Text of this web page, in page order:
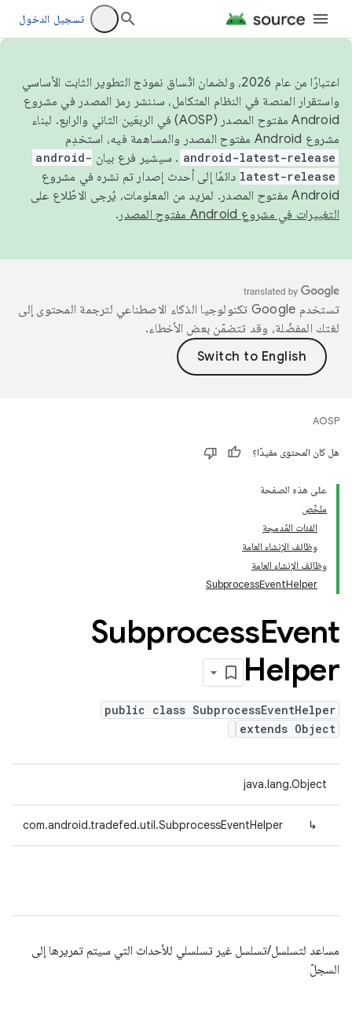
تسجيل الدخول
اعتبارًا من عام 2026، ولضمان اتّساق نموذج التطوير الثابت الأساسي
واستقرار المنصة في النظام المتكامل، سننشر رمز المصدر في مشروع
Android مفتوح المصدر (AOSP) في الربعَين الثاني والرابع. لبناء
مشروع Android مفتوح المصدر والمساهمة فيه، استخدِم
android-latest-release . سيشير فرع بيان android-
latest-release دائمًا إلى أحدث إصدار تم نشره في مشروع
Android مفتوح المصدر. لمزيد من المعلومات، يُرجى الاطّلاع على
التغييرات في مشروع Android مفتوح المصدر
.
تستخدم Google تكنولوجيا الذكاء الاصطناعي لترجمة المحتوى إلى
لغتك المفضّلة، وقد تتضمّن بعض الأخطاء.
AOSP
هل كان المحتوى مفيدًا؟
على هذه الصفحة
ملخّص
الفئات المُدمجة
وظائف الإنشاء العامة
وظائف الإنشاء العامة
SubprocessEventHelper
SubprocessEvent
Helper
public class SubprocessEventHelper
extends Object
java.lang.Object
↳
com.android.tradefed.util.SubprocessEventHelper
مساعد لتسلسل/تسلسل غير تسلسلي للأحداث التي سيتم تمريرها إلى
السجلّ